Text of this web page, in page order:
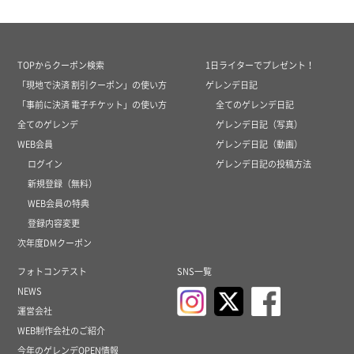
TOPからクーポン検索
「現地で決済 割引クーポン」の使い方
「事前に決済 電子チケット」の使い方
全てのゲレンデ
WEB会員
ログイン
新規登録（無料）
WEB会員の特典
登録内容変更
次年度DMクーポン
1日ライターでプレゼント！
ゲレンデ日記
全てのゲレンデ日記
ゲレンデ日記（写真）
ゲレンデ日記（動画）
ゲレンデ日記の投稿方法
フォトコンテスト
NEWS
運営会社
WEB制作会社のご紹介
今年のゲレンデOPEN情報
SNS一覧